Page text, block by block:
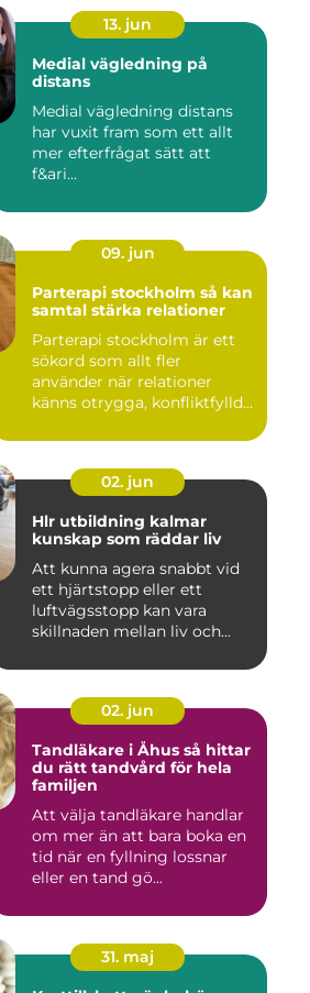
13. jun
Medial vägledning på
distans
Medial vägledning distans
har vuxit fram som ett allt
mer efterfrågat sätt att
f&ari...
09. jun
Parterapi stockholm så kan
samtal stärka relationer
Parterapi stockholm är ett
sökord som allt fler
använder när relationer
känns otrygga, konfliktfylld...
02. jun
Hlr utbildning kalmar
kunskap som räddar liv
Att kunna agera snabbt vid
ett hjärtstopp eller ett
luftvägsstopp kan vara
skillnaden mellan liv och...
02. jun
Tandläkare i Åhus så hittar
du rätt tandvård för hela
familjen
Att välja tandläkare handlar
om mer än att bara boka en
tid när en fyllning lossnar
eller en tand gö...
31. maj